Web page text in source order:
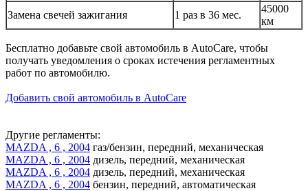
Замена свечей зажигания
1 раз в 36 мес.
45000
км
Бесплатно добавьте свой автомобиль в AutoCare, чтобы
получать уведомления о сроках истечения регламентных
работ по автомобилю.
Добавить свой автомобиль в AutoCare
Другие регламенты:
MAZDA , 6 , 2004 газ/бензин, передний, механическая
MAZDA , 6 , 2004 дизель, передний, механическая
MAZDA , 6 , 2004 дизель, передний, механическая
MAZDA , 6 , 2004 бензин, передний, автоматическая